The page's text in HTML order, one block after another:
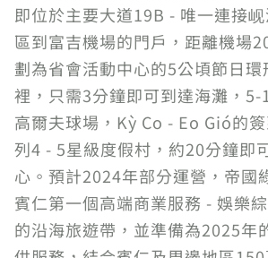
即位於主要大道19B - 唯一連接
區到富吉機場的門戶，距離機場
劃為省會活動中心的5公頃節日
裡，只需3分鐘即可到達海灘，5-
高爾夫球場，Kỳ Co - Eo Gió的
列4 - 5星級度假村，約20分鐘即
心。預計2024年部分運營，帝國
賓仁第一個高端商業服務 - 娛樂
的沿海旅遊帶，並準備為2025年